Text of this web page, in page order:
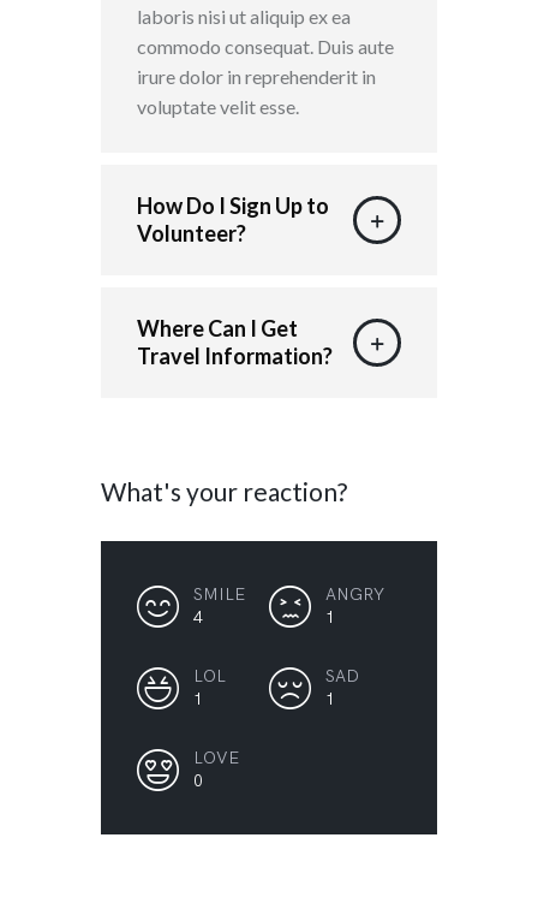
laboris nisi ut aliquip ex ea
commodo consequat. Duis aute
irure dolor in reprehenderit in
voluptate velit esse.
How Do I Sign Up to
Volunteer?
Where Can I Get
Travel Information?
What's your reaction?
4
SMILE
1
ANGRY
1
LOL
1
SAD
0
LOVE